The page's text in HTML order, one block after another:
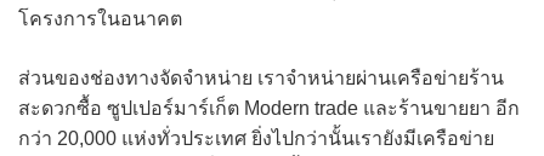
โครงการในอนาคต
ส่วนของช่องทางจัดจำหน่าย เราจำหน่ายผ่านเครือข่ายร้าน
สะดวกซื้อ ซูปเปอร์มาร์เก็ต Modern trade และร้านขายยา อีก
กว่า 20,000 แห่งทั่วประเทศ ยิ่งไปกว่านั้นเรายังมีเครือข่าย